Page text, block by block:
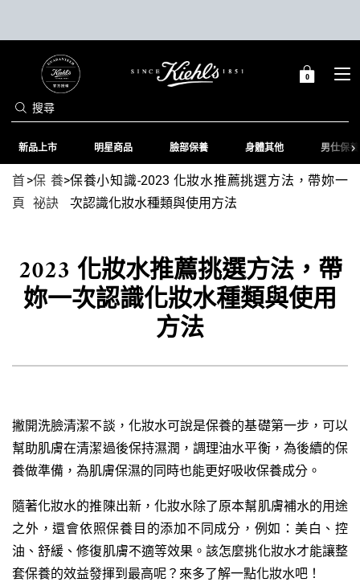
搜尋
購0
0 PRODUCT IN
Main content
新品上市 明星商品 臉部保養 身體其他 男仕保養
首
頁
>保養
祕訣
>保養小知識-2023 化妝水推薦挑選方法，帶妳一
次認識化妝水種類與使用方法
2023 化妝水推薦挑選方法，帶
妳一次認識化妝水種類與使用
方法
撇開洗臉清潔不談，化妝水可說是保養的基礎第一步，可以
幫助肌膚在清潔過後保持濕潤，調理油水平衡，為後續的保
養做準備，為肌膚保濕的同時也能更好吸收保養成分。
隨著化妝水的推陳出新，化妝水除了原本幫肌膚補水的用途
之外，還會依照保養目的添加不同成分，例如：美白、控
油、舒緩、修復肌膚不適等效果。該怎麼挑化妝水才能讓整
套保養的效益發揮到最高呢？來多了解一點化妝水吧！